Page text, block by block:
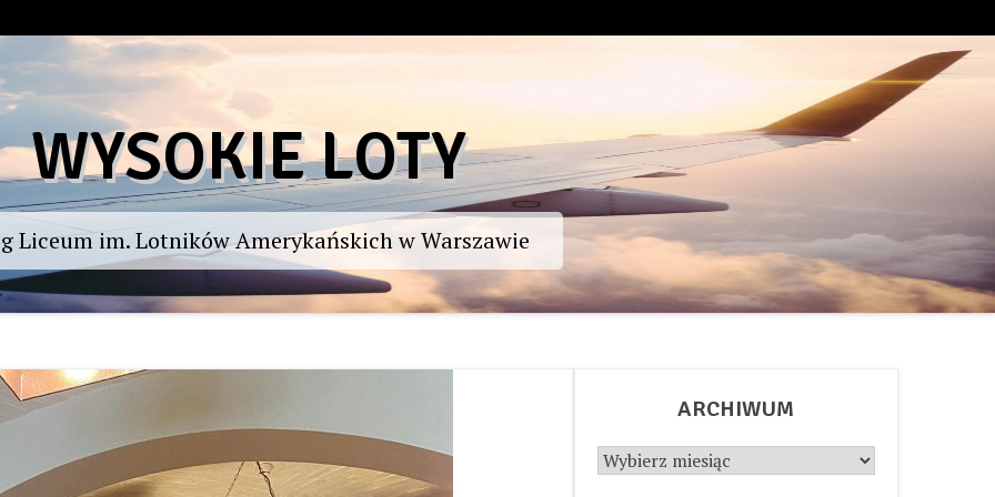
WYSOKIE LOTY
Liceum im. Lotników Amerykańskich w Warszawie
ARCHIWUM
Archiwum